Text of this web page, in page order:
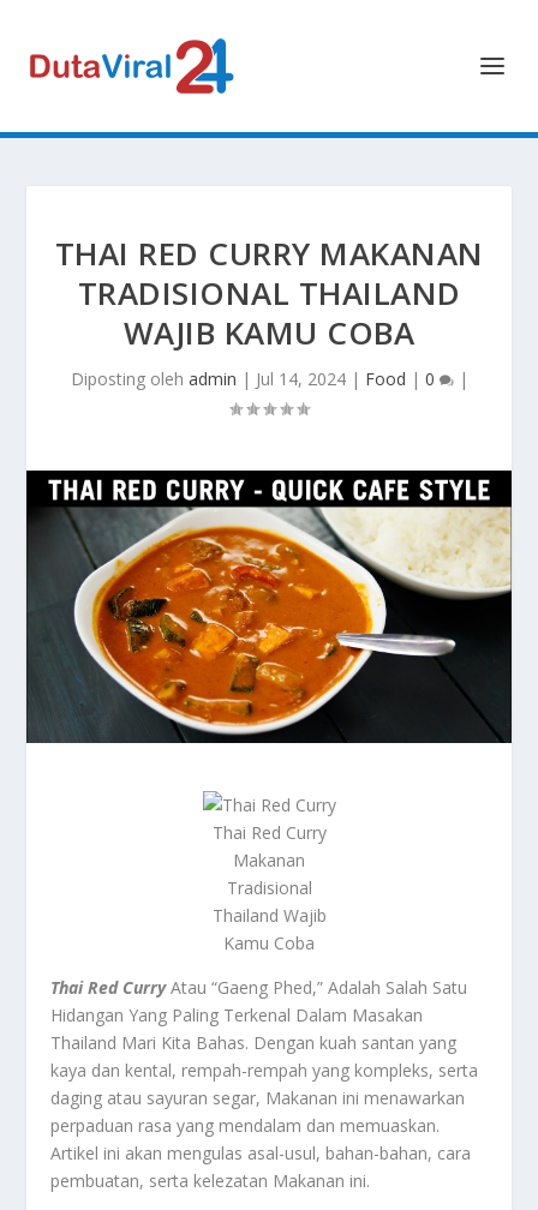
THAI RED CURRY MAKANAN
TRADISIONAL THAILAND
WAJIB KAMU COBA
Diposting oleh admin | Jul 14, 2024| Food | 0 |
Thai Red Curry
Makanan
Tradisional
Thailand Wajib
Kamu Coba
Thai Red CurryAtau “Gaeng Phed,” Adalah Salah Satu
Hidangan Yang Paling Terkenal Dalam Masakan
Thailand Mari Kita Bahas. Dengan kuah santan yang
kaya dan kental, rempah-rempah yang kompleks, serta
daging atau sayuran segar, Makanan ini menawarkan
perpaduan rasa yang mendalam dan memuaskan.
Artikel ini akan mengulas asal-usul, bahan-bahan, cara
pembuatan, serta kelezatan Makanan ini.